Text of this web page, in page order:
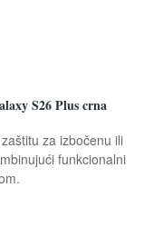
S26 Plus crna
za izbočenu ili
funkcionalni